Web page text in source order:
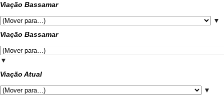
Viação Bassamar
▼
Viação Bassamar
▼
Viação Atual
▼